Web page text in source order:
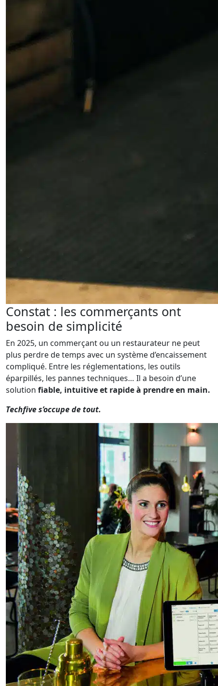
Constat : les commerçants ont
besoin de simplicité
En 2025, un commerçant ou un restaurateur ne peut
plus perdre de temps avec un système d’encaissement
compliqué. Entre les réglementations, les outils
éparpillés, les pannes techniques… Il a besoin d’une
solution fiable, intuitive et rapide à prendre en main.
Techfive s’occupe de tout.